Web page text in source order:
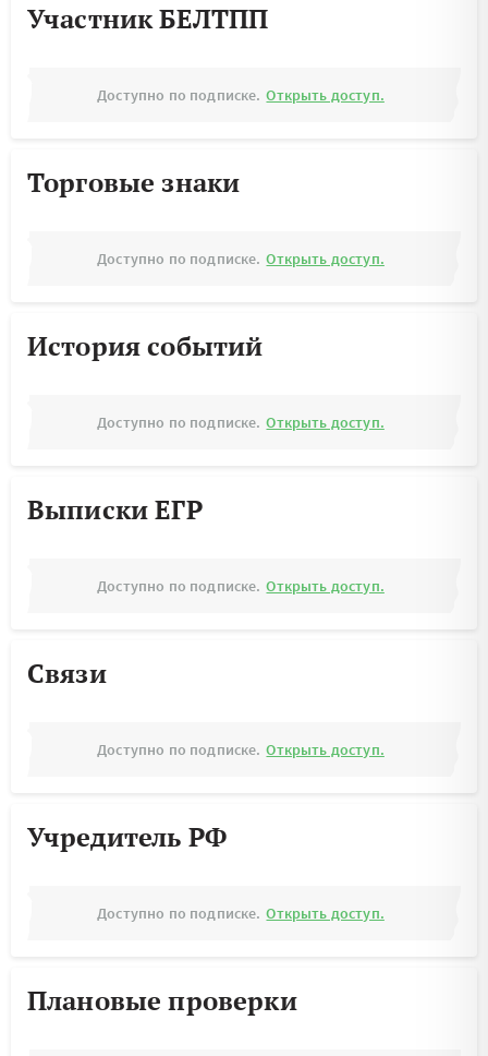
Участник БЕЛТПП
Доступно по подписке. Открыть доступ.
Торговые знаки
Доступно по подписке. Открыть доступ.
История событий
Доступно по подписке. Открыть доступ.
Выписки ЕГР
Доступно по подписке. Открыть доступ.
Связи
Доступно по подписке. Открыть доступ.
Учредитель РФ
Доступно по подписке. Открыть доступ.
Плановые проверки